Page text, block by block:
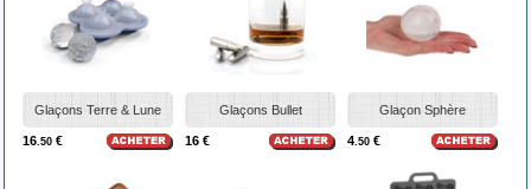
Glaçons Terre & Lune
16.50 €
Glaçons Bullet
16 €
Glaçon Sphère
4.50 €